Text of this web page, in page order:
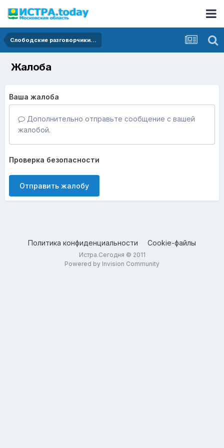
Слободские разговорчики...
Жалоба
Ваша жалоба
Дополнительно отправьте сообщение с вашей
жалобой.
Проверка безопасности
Отправить жалобу
Политика конфиденциальности Cookie-файлы
Истра.Сегодня © 2011
Powered by Invision Community